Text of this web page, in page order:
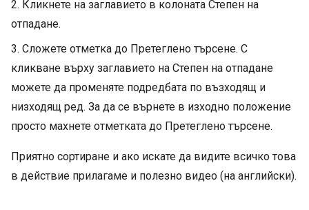
2. Кликнете на заглавието в колоната Степен на
отпадане.
3. Сложете отметка до Претеглено търсене. С
кликване върху заглавието на Степен на отпадане
можете да променяте подредбата по възходящ и
низходящ ред. За да се върнете в изходно положение
просто махнете отметката до Претеглено търсене.
Приятно сортиране и ако искате да видите всичко това
в действие прилагаме и полезно видео (на английски).